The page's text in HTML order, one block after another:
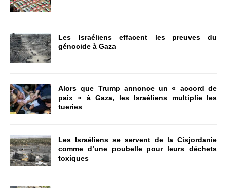
Les Israéliens effacent les preuves du
génocide à Gaza
Alors que Trump annonce un « accord de
paix » à Gaza, les Israéliens multiplie les
tueries
Les Israéliens se servent de la Cisjordanie
comme d’une poubelle pour leurs déchets
toxiques